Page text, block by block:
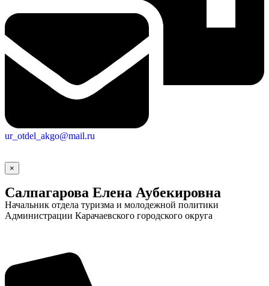
ur_otdel_akgo@mail.ru
×
Салпагарова Елена Аубекировна
Начальник отдела туризма и молодежной политики
Администрации Карачаевского городского округа